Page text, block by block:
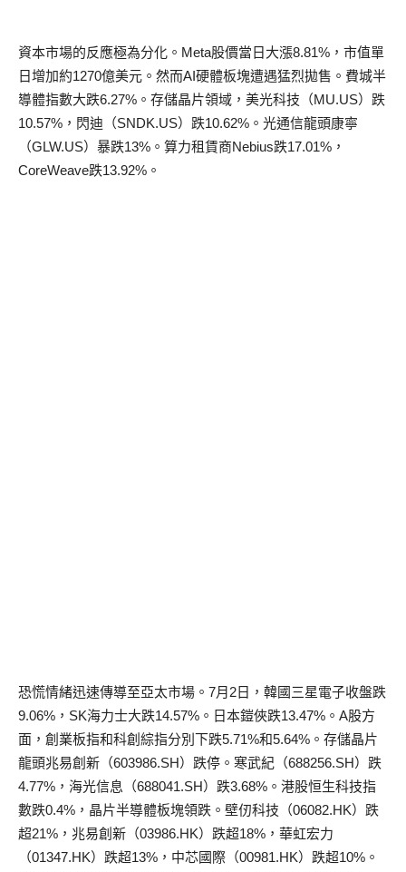
資本市場的反應極為分化。 Meta股價當日大漲8.81% ，市值單
日增加約1270億美元。然而AI硬體板塊遭遇猛烈拋售。費城半
導體指數大跌6.27% 。存儲晶片領域，美光科技 （MU.US） 跌
10.57% ，閃迪（SNDK.US） 跌10.62% 。光通信龍頭康寧
（GLW.US） 暴跌13% 。 算力租賃商Nebius跌17.01% ，
CoreWeave跌13.92% 。
恐慌情緒迅速傳導至亞太市場。 7月 2日，韓國三星電子收盤跌
9.06% ， SK海力士大跌14.57% 。日本鎧俠跌13.47% 。 A股方
面，創業板指和科創綜指分別下跌5.71%和5.64% 。存儲晶片
龍頭兆易創新（603986.SH） 跌停。寒武紀 （688256.SH） 跌
4.77% ，海光信息 （688041.SH） 跌3.68% 。港股恒生科技指
數跌0.4% ，晶片半導體板塊領跌 。壁仞科技 （06082.HK）跌
超21% ， 兆易創新（03986.HK）跌超18% ， 華虹宏力
（01347.HK）跌超13% ， 中芯國際（00981.HK）跌超10% 。